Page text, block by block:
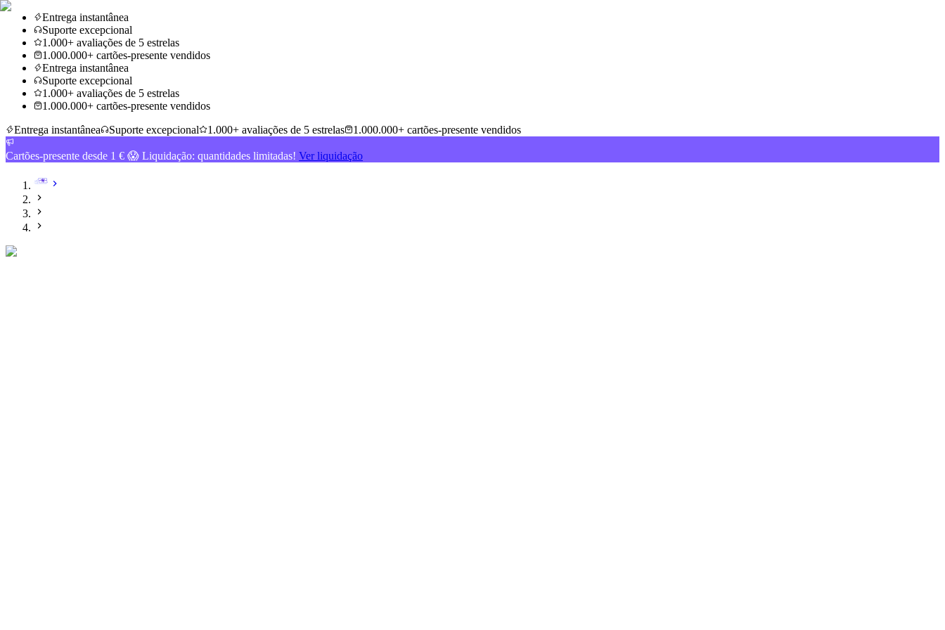
Entrega instantânea
Suporte excepcional
1.000+ avaliações de 5 estrelas
1.000.000+ cartões-presente vendidos
Entrega instantânea
Suporte excepcional
1.000+ avaliações de 5 estrelas
1.000.000+ cartões-presente vendidos
Entrega instantânea
Suporte excepcional 1.000+ avaliações de 5 estrelas 1.000.000+ cartões-presente vendidos
Cartões-presente desde 1 € 😱 Liquidação: quantidades limitadas! Ver liquidação